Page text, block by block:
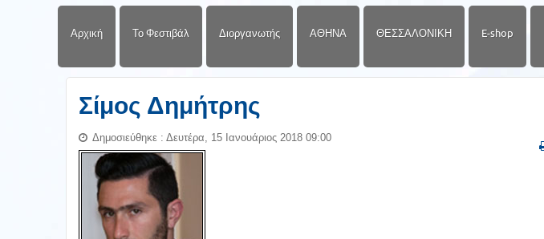
Αρχική Το Φεστιβάλ Διοργανωτής ΑΘΗΝΑ ΘΕΣΣΑΛΟΝΙΚΗ E-shop
Σίμος Δημήτρης
Δημοσιεύθηκε : Δευτέρα, 15 Ιανουάριος 2018 09:00